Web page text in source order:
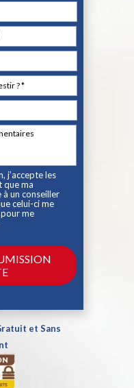
j’accepte les
que ma
un conseiller
celui-ci me
me
et Sans